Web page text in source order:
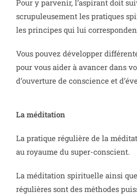
Pour y parvenir, l’aspirant doit
scrupuleusement les pratiques
les principes qui lui
Vous pouvez développer
pour vous aider à avancer dans
d’ouverture de conscience et
La méditation
La pratique régulière de la
au royaume du super-conscient.
La méditation spirituelle ainsi
régulières sont des méthodes